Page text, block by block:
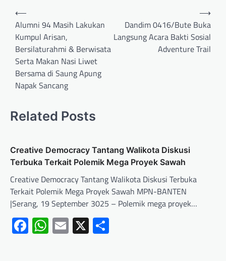
⟵
Alumni 94 Masih Lakukan
Kumpul Arisan,
Bersilaturahmi & Berwisata
Serta Makan Nasi Liwet
Bersama di Saung Apung
Napak Sancang
Dandim 0416/Bute Buka
Langsung Acara Bakti Sosial
Adventure Trail
⟶
Related Posts
Creative Democracy Tantang Walikota Diskusi
Terbuka Terkait Polemik Mega Proyek Sawah
Creative Democracy Tantang Walikota Diskusi Terbuka
Terkait Polemik Mega Proyek Sawah MPN-BANTEN
|Serang, 19 September 3025 – Polemik mega proyek…
Facebook
WhatsApp
Email
X